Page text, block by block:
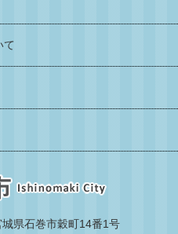
て
県石巻市穀町14番1号